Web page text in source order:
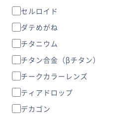
セルロイド
ダテめがね
チタニウム
チタン合金（βチタン）
チークカラーレンズ
ティアドロップ
デカゴン